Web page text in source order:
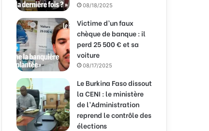
08/18/2025
Victime d’un faux
chèque de banque : il
perd 25 500 € et sa
voiture
08/17/2025
Le Burkina Faso dissout
la CENI : le ministère
de l’Administration
reprend le contrôle des
élections